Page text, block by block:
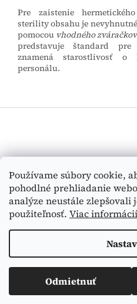
Používame súbory cookie,
pohodlné prehliadanie
analýze neustále
použiteľnosť. Viac informácií
Odmietnuť
Pre zaistenie
sterility obsahu je
pomocou vhodného
predstavuje štandard
znamená starostlivosť o
personálu.
ä
Copyright 2026Medi-Tex